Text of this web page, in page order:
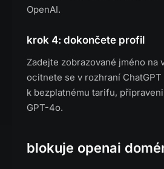
OpenAI.
krok 4: dokončete profil
Zadejte zobrazované jméno na
ocitnete se v rozhraní
k bezplatnému tarifu,
GPT-4o.
blokuje openai